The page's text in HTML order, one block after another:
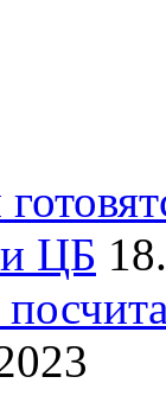
ЦБ